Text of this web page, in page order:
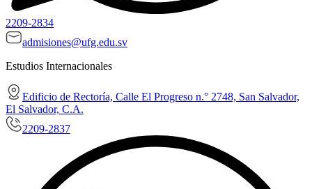
2209-2834
admisiones@ufg.edu.sv
Estudios Internacionales
Edificio de Rectoría, Calle El Progreso n.° 2748, San Salvador,
El Salvador, C.A.
2209-2837